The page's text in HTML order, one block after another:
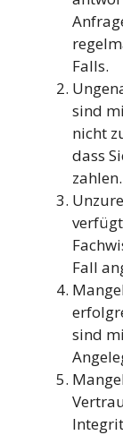
Falls.
sind
nicht
dass
zahlen.
Fall
sind